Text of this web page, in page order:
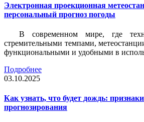
Электронная проекционная
персональный прогноз погоды
В современном мире, где
стремительными темпами,
функциональными и удобными в
Подробнее
03.10.2025
Как узнать, что будет дождь:
прогнозирования